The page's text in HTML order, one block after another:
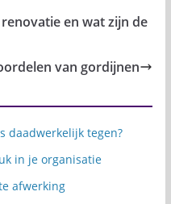
en wat zijn de
van gordijnen
daadwerkelijk tegen?
in je organisatie
afwerking